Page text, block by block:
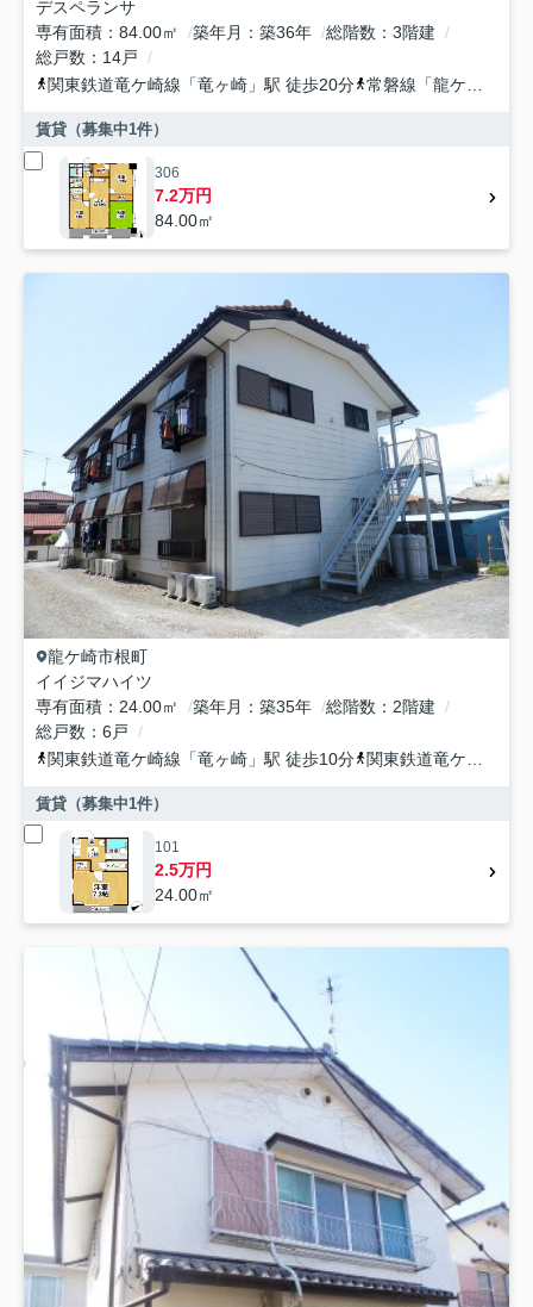
デスペランサ
専有面積
84.00㎡ 築年月 築36年 総階数
3階建
総戸数
14戸
関東鉄道竜ケ崎線 「竜ヶ崎 」駅 徒歩20分 常磐線 「龍ケ崎市
賃貸（募集中1件）
306
7.2万円
84.00㎡
龍ケ崎市根町
イイジマハイツ
専有面積
24.00㎡ 築年月 築35年 総階数
2階建
総戸数
6戸
関東鉄道竜ケ崎線 「竜ヶ崎 」駅 徒歩10分 関東鉄道竜ケ崎線
賃貸（募集中1件）
101
2.5万円
24.00㎡